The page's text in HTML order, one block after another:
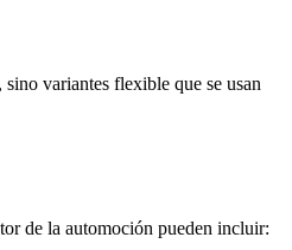
variantes flexible que se usan
de la automoción pueden incluir: